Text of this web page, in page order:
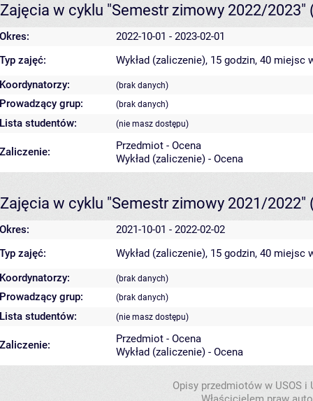
Zajęcia w cyklu "Semestr zimowy 2022/2023"
Okres:
2022-10-01 - 2023-02-01
Typ zajęć:
Wykład (zaliczenie), 15 godzin, 40 miejsc
Koordynatorzy:
(brak danych)
Prowadzący grup: (brak danych)
Lista studentów: (nie masz dostępu)
Zaliczenie:
Przedmiot - Ocena
Wykład (zaliczenie) - Ocena
Zajęcia w cyklu "Semestr zimowy 2021/2022"
Okres:
2021-10-01 - 2022-02-02
Typ zajęć:
Wykład (zaliczenie), 15 godzin, 40 miejsc
Koordynatorzy:
(brak danych)
Prowadzący grup: (brak danych)
Lista studentów: (nie masz dostępu)
Zaliczenie:
Przedmiot - Ocena
Wykład (zaliczenie) - Ocena
Opisy przedmiotów w USOS